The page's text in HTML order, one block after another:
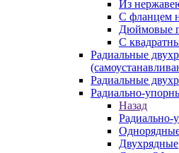
Из
С фланцем
Дюймовые
С
Радиальные
Радиальные
Радиально-
Назад
Радиально-
Двухрядные